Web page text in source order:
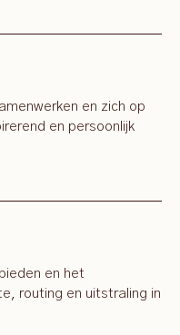
en zich op
en persoonlijk
en het
routing en uitstraling in